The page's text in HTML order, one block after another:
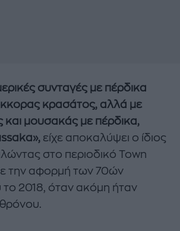
συνταγές με πέρδικα
κρασάτος, αλλά με
και μουσακάς με πέρδικα,
είχε αποκαλύψει ο ίδιος
στο περιοδικό Town
την αφορμή των 70ών
το 2018, όταν ακόμη ήταν